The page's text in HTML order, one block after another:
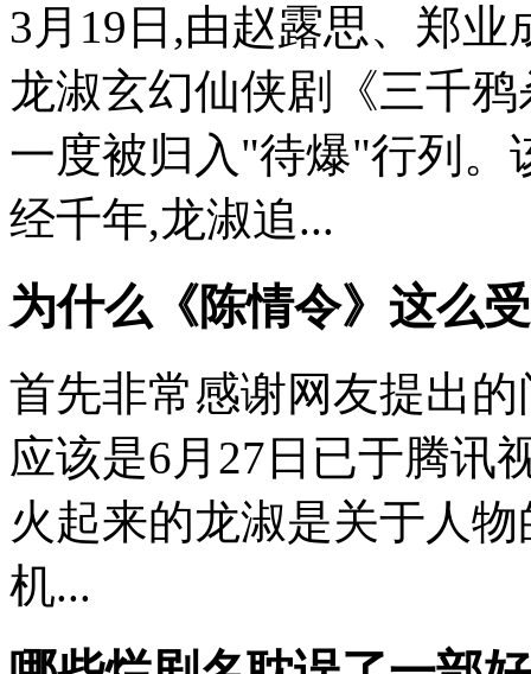
3月19日,由赵露思、郑
龙淑玄幻仙侠剧《三千
一度被归入"待爆"行列。
经千年,龙淑追...
为什么《陈情令》这么
首先非常感谢网友提出
应该是6月27日已于腾讯
火起来的龙淑是关于人
机...